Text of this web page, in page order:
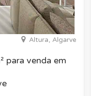
Altura, Algarve
para venda em